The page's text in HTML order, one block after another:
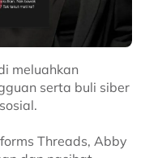
meluahkan
serta buli siber
Threads, Abby